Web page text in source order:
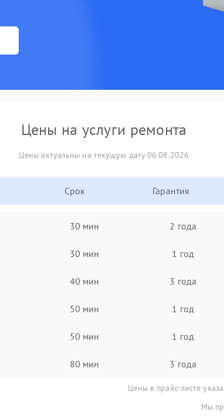
Цены на услуги ремонта
Цены актуальны на текущую дату 06.08.2026
Срок Гарантия
30 мин 2 года
30 мин 1 год
40 мин 3 года
50 мин 1 год
50 мин 1 год
80 мин 3 года
Цены в прайс-листе
Мы